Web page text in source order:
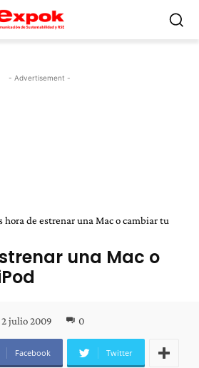
- Advertisement -
hora de estrenar una Mac o cambiar tu
una Mac o
2 julio 2009 0
Facebook Twitter